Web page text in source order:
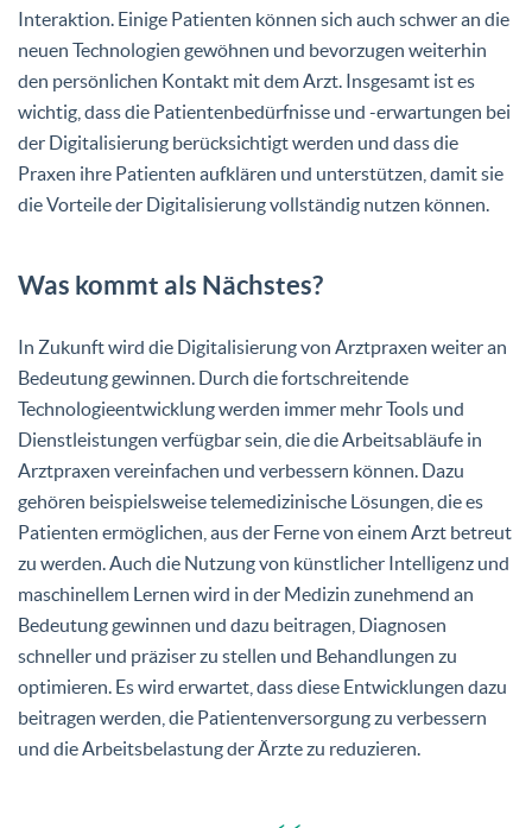
Interaktion. Einige Patienten können sich auch schwer an die
neuen Technologien gewöhnen und bevorzugen weiterhin
den persönlichen Kontakt mit dem Arzt. Insgesamt ist es
wichtig, dass die Patientenbedürfnisse und -erwartungen bei
der Digitalisierung berücksichtigt werden und dass die
Praxen ihre Patienten aufklären und unterstützen, damit sie
die Vorteile der Digitalisierung vollständig nutzen können.
Was kommt als Nächstes?
In Zukunft wird die Digitalisierung von Arztpraxen weiter an
Bedeutung gewinnen. Durch die fortschreitende
Technologieentwicklung werden immer mehr Tools und
Dienstleistungen verfügbar sein, die die Arbeitsabläufe in
Arztpraxen vereinfachen und verbessern können. Dazu
gehören beispielsweise telemedizinische Lösungen, die es
Patienten ermöglichen, aus der Ferne von einem Arzt betreut
zu werden. Auch die Nutzung von künstlicher Intelligenz und
maschinellem Lernen wird in der Medizin zunehmend an
Bedeutung gewinnen und dazu beitragen, Diagnosen
schneller und präziser zu stellen und Behandlungen zu
optimieren. Es wird erwartet, dass diese Entwicklungen dazu
beitragen werden, die Patientenversorgung zu verbessern
und die Arbeitsbelastung der Ärzte zu reduzieren.